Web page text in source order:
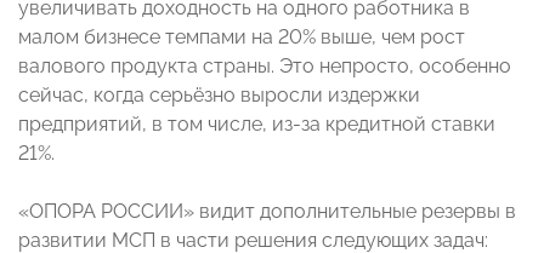
увеличивать доходность на одного работника в
малом бизнесе темпами на 20% выше, чем рост
валового продукта страны. Это непросто, особенно
сейчас, когда серьёзно выросли издержки
предприятий, в том числе, из-за кредитной ставки
21%.
«ОПОРА РОССИИ» видит дополнительные резервы в
развитии МСП в части решения следующих задач: